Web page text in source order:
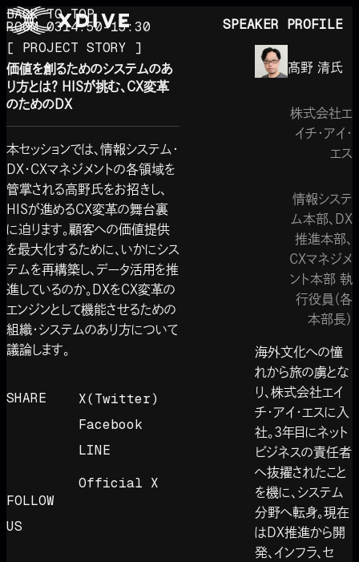
BACK TO TOP
ROOM 0314:50-15:30
[ PROJECT STORY ]
価値を創るためのシステムのあ
り方とは？ HISが挑む、CX変革
のためのDX
本セッションでは、情報システム・
DX・CXマネジメントの各領域を
管掌される高野氏をお招きし、
HISが進めるCX変革の舞台裏
に迫ります。顧客への価値提供
を最大化するために、いかにシス
テムを再構築し、データ活用を推
進しているのか。DXをCX変革の
エンジンとして機能させるための
組織・システムのあり方について
議論します。
SHARE
X(Twitter)
Facebook
LINE
FOLLOW
US
Official X
SPEAKER PROFILE
髙野 清氏
株式会社エ
イチ・アイ・
エス
情報システ
ム本部、DX
推進本部、
CXマネジメ
ント本部 執
行役員（各
本部長）
海外文化への憧
れから旅の虜とな
り、株式会社エイ
チ・アイ・エスに入
社。3年目にネット
ビジネスの責任者
へ抜擢されたこと
を機に、システム
分野へ転身。現在
はDX推進から開
発、インフラ、セ